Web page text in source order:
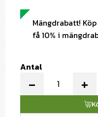
Mängdrabatt!
få 10% i
Antal
+
-